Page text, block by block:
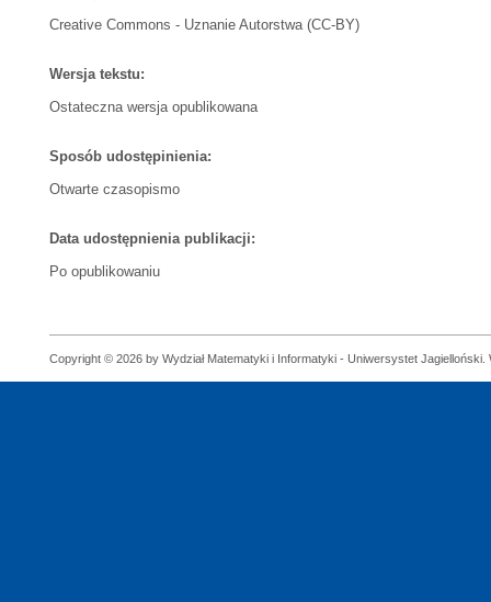
Creative Commons - Uznanie Autorstwa (CC-BY)
Wersja tekstu:
Ostateczna wersja opublikowana
Sposób udostępinienia:
Otwarte czasopismo
Data udostępnienia publikacji:
Po opublikowaniu
Copyright © 2026 by Wydział Matematyki i Informatyki - Uniwersystet